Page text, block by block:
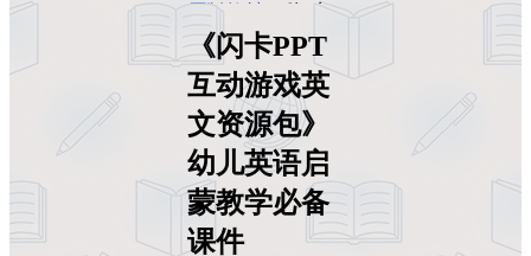
原版教材
《闪卡
PPT互动游戏英文
资源包》幼儿英语
启蒙教学必备课件
《闪卡PPT
互动游戏英
文资源包》
幼儿英语启
蒙教学必备
课件